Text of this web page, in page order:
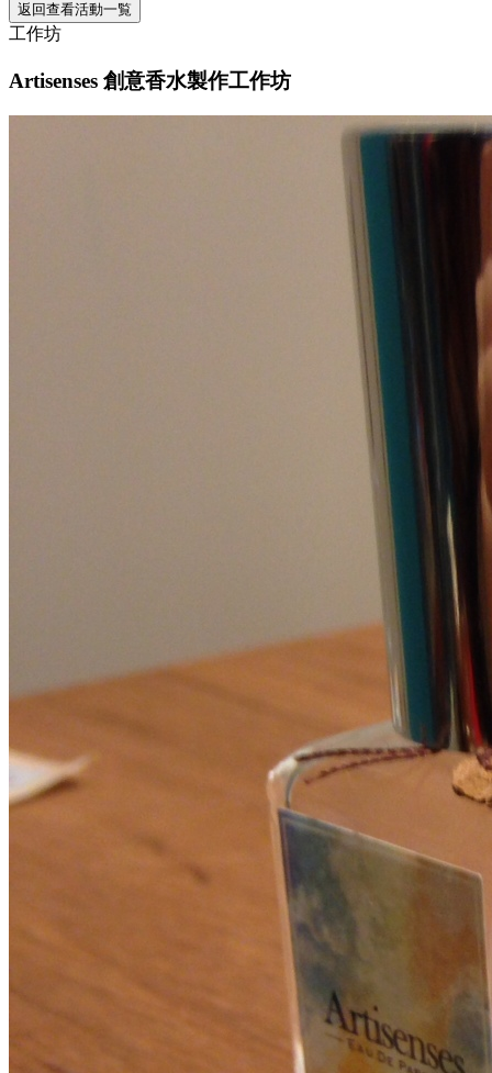
返回查看活動一覧
工作坊
Artisenses 創意香水製作工作坊